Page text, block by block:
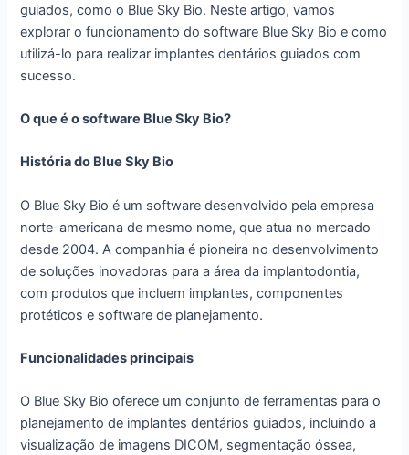
guiados, como o Blue Sky Bio. Neste artigo, vamos
explorar o funcionamento do software Blue Sky Bio e como
utilizá-lo para realizar implantes dentários guiados com
sucesso.
O que é o software Blue Sky Bio?
História do Blue Sky Bio
O Blue Sky Bio é um software desenvolvido pela empresa
norte-americana de mesmo nome, que atua no mercado
desde 2004. A companhia é pioneira no desenvolvimento
de soluções inovadoras para a área da implantodontia,
com produtos que incluem implantes, componentes
protéticos e software de planejamento.
Funcionalidades principais
O Blue Sky Bio oferece um conjunto de ferramentas para o
planejamento de implantes dentários guiados, incluindo a
visualização de imagens DICOM, segmentação óssea,